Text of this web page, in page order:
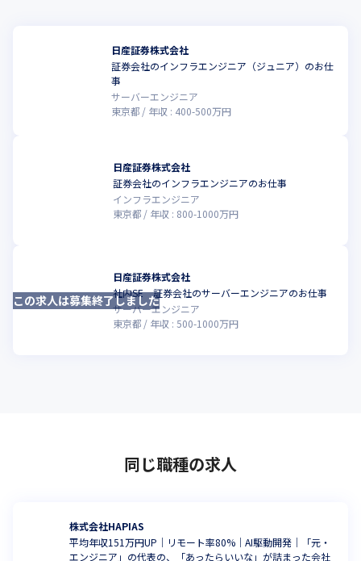
日産証券株式会社
証券会社のインフラエンジニア（ジュニア）のお仕
事
サーバーエンジニア
東京都
年収 : 400-500万円
日産証券株式会社
証券会社のインフラエンジニアのお仕事
インフラエンジニア
東京都
年収 : 800-1000万円
日産証券株式会社
社内SE 証券会社のサーバーエンジニアのお仕事
サーバーエンジニア
東京都
年収 : 500-1000万円
この求人は募集終了しました
同じ職種の求人
株式会社HAPIAS
平均年収151万円UP｜リモート率80%｜AI駆動開発｜「元・
エンジニア」の代表の、「あったらいいな」が詰まった会社